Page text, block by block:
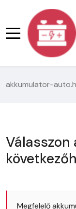
akkumulator-
Megfelelő